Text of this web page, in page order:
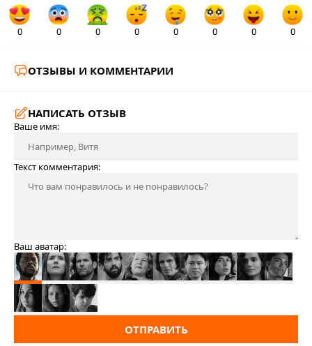
0 0 0 0 0 0 0 0
ОТЗЫВЫ И КОММЕНТАРИИ
НАПИСАТЬ ОТЗЫВ
Ваше имя:
Текст комментария:
Ваш аватар:
ОТПРАВИТЬ